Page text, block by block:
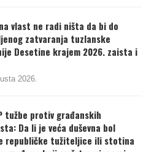
vlast ne radi ništa da bi do
zatvaranja tuzlanske
Desetine krajem 2026. zaista i
2026.
tužbe protiv građanskih
Da li je veća duševna bol
republičke tužiteljice ili stotina